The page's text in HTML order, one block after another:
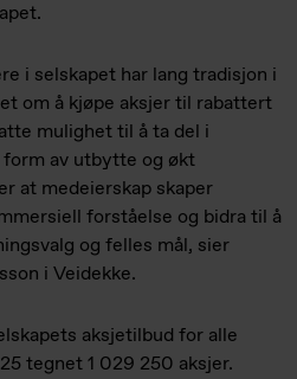
i selskapet har lang tradisjon i
om å kjøpe aksjer til rabattert
mulighet til å ta del i
av utbytte og økt
at medeierskap skaper
forståelse og bidra til å
og felles mål, sier
i Veidekke.
aksjetilbud for alle
tegnet 1 029 250 aksjer.